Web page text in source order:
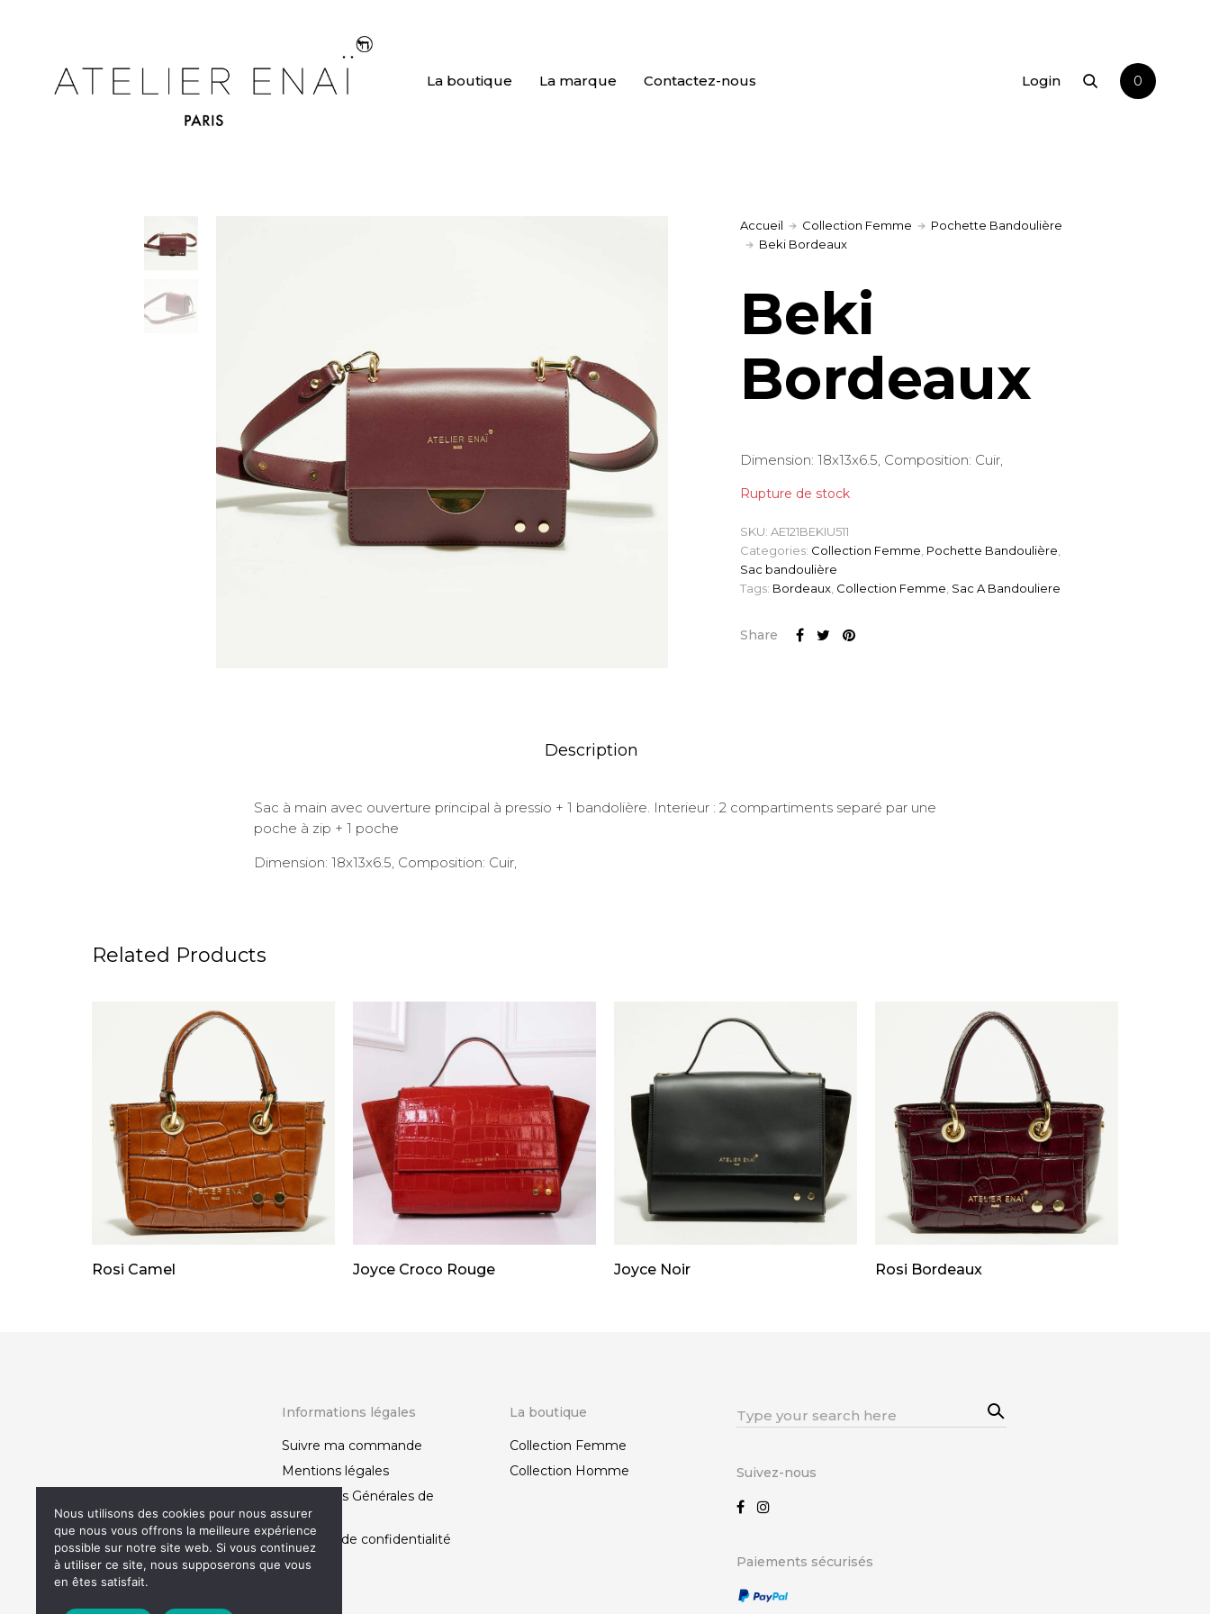
Login 0
La boutique La marque Contactez-nous
Accueil Collection Femme
Pochette Bandoulière
Beki Bordeaux
Beki
Bordeaux
Dimension: 18x13x6.5, Composition: Cuir,
Rupture de stock
SKU:AE121BEKIU511
Categories: Collection Femme Pochette Bandoulière
Sac bandoulière
Tags: Bordeaux Collection Femme Sac A Bandouliere
Share
Description
Sac à main avec ouverture principal à pressio + 1 bandolière. Interieur : 2 compartiments separé par une
poche à zip + 1 poche
Dimension: 18x13x6.5, Composition: Cuir,
Related Products
Rosi Camel Joyce Croco Rouge Joyce Noir Rosi Bordeaux
Informations légales
Suivre ma commande
Mentions légales
Conditions Générales de
Vente
Politique de confidentialité
La boutique
Collection Femme
Collection Homme
Search
Sea
rch
Suivez-nous
Paiements sécurisés
Nous utilisons des cookies pour nous assurer
que nous vous offrons la meilleure expérience
possible sur notre site web. Si vous continuez
à utiliser ce site, nous supposerons que vous
en êtes satisfait.